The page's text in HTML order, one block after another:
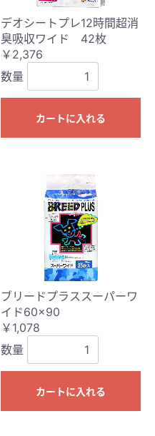
デオシートプレ12時間超消
臭吸収ワイド 42枚
￥2,376
数量
カートに入れる
ブリードプラススーパーワ
イド60×90
￥1,078
数量
カートに入れる